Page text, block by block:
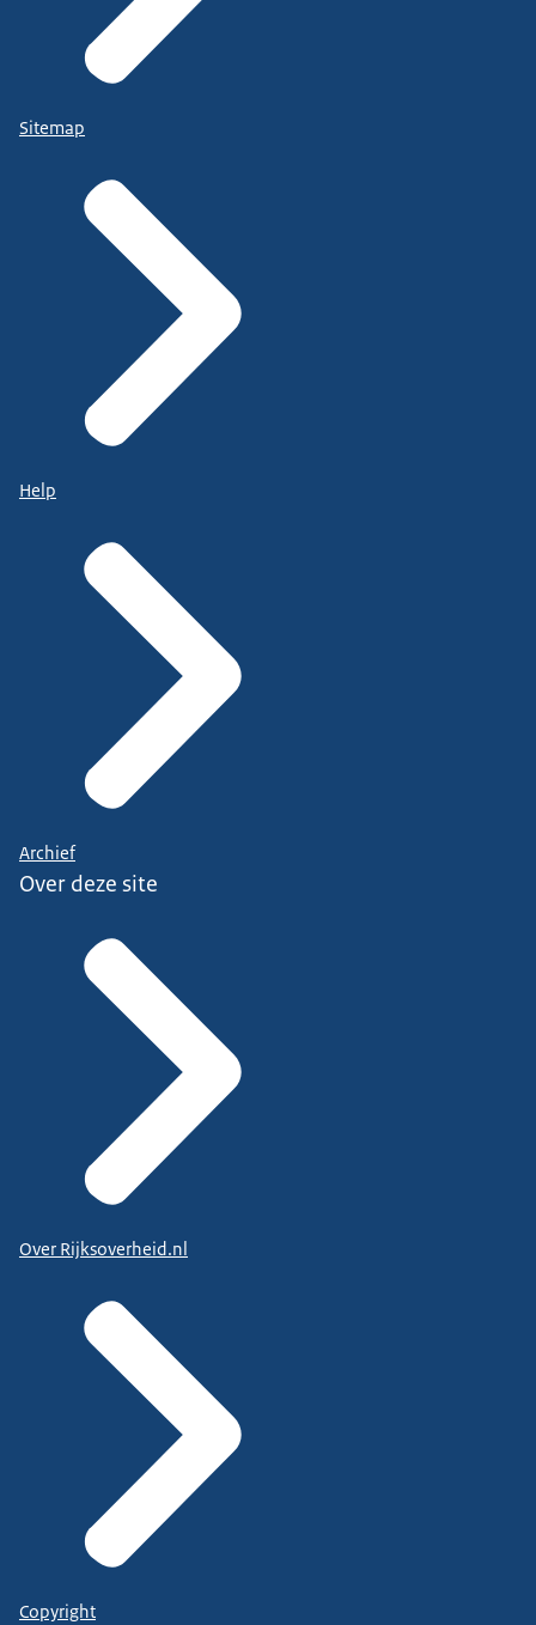
Sitemap
Help
Archief
Over deze site
Over Rijksoverheid.nl
Copyright